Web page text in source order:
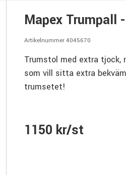
Mapex Trumpall
Artikelnummer 4045670
Trumstol med extra tjock,
som vill sitta extra
trumsetet!
1150 kr/st